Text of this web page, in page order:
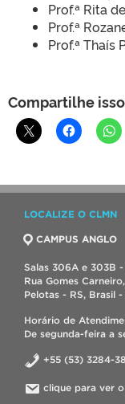
Prof.ª Rita
Prof.ª
Prof.ª Thaís
Compartilhe
LOCALIZE O CLMN
CAMPUS ANGLO
Salas 306A e 303B
Rua Gomes
Pelotas - RS, Brasil
Horário de
De segunda-feira a
+55 (53) 3284-
clique para ver